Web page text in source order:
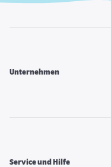
Unternehmen
Service und Hilfe